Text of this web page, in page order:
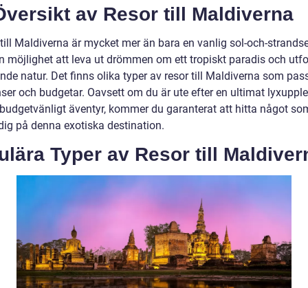
av Resor till Maldiverna
Maldiverna är mycket mer än bara en vanlig sol-och-
möjlighet att leva ut drömmen om ett tropiskt paradis och
natur. Det finns olika typer av resor till Maldiverna som
och budgetar. Oavsett om du är ute efter en ultimat
äventyr, kommer du garanterat att hitta något
på denna exotiska destination.
Typer av Resor till